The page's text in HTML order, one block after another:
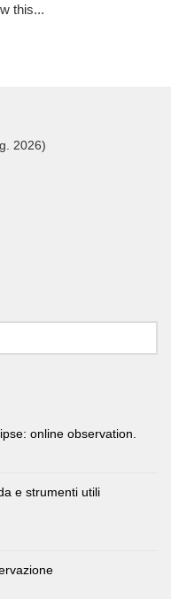
this...
2026)
online observation.
e strumenti utili